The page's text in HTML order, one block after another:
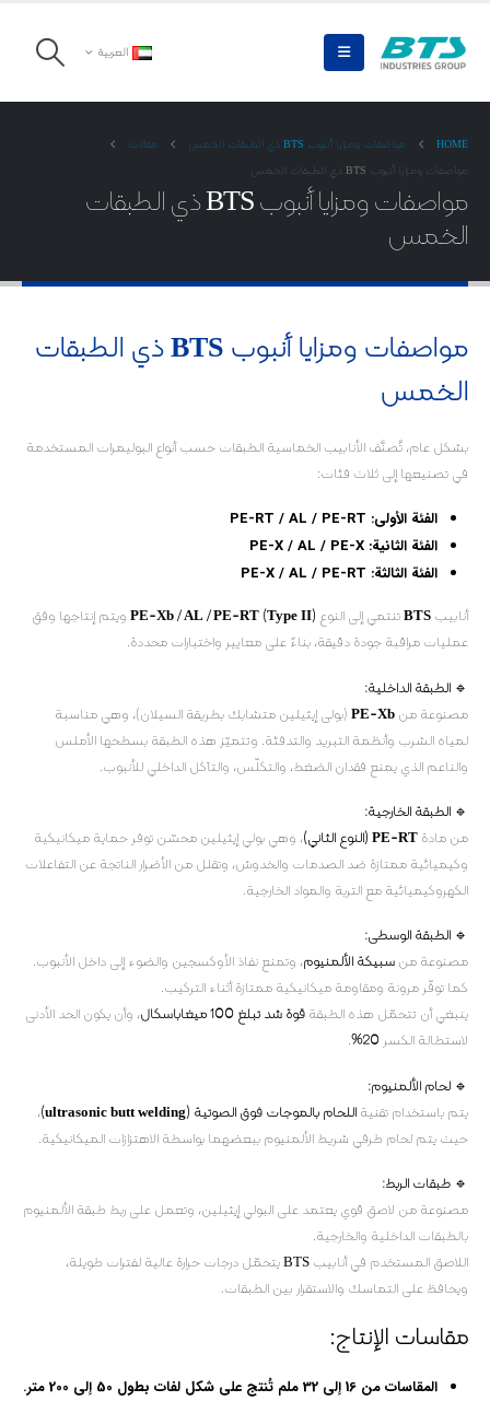
العربية
HOME مواصفات ومزايا أنبوب BTS ذي الطبقات الخمس
مقالات
مواصفات ومزايا أنبوب BTS ذي الطبقات الخمس
مواصفات ومزايا أنبوب BTS ذي الطبقات
الخمس
مواصفات ومزايا أنبوب BTS ذي الطبقات
الخمس
بشكل عام، تُصنَّف الأنابيب الخماسية الطبقات حسب أنواع البوليمرات المستخدمة
في تصنيعها إلى ثلاث فئات:
الفئة الأولى:
الفئة الثانية:
الفئة الثالثة:
أنابيبBTSتنتمي إلى النوع PE-Xb / AL / PE-RT (Type II)ويتم إنتاجها وفق
عمليات مراقبة جودة دقيقة، بناءً على معايير واختبارات محددة.
🔹 الطبقة الداخلية:
مصنوعة منPE-Xb(بولی إيثيلين متشابك بطريقة السيلان)، وهي مناسبة
لمياه الشرب وأنظمة التبريد والتدفئة. وتتميّز هذه الطبقة بسطحها الأملس
والناعم الذي يمنع فقدان الضغط، والتكلّس، والتآكل الداخلي للأنبوب.
🔹 الطبقة الخارجية:
من مادةPE-RT (النوع الثاني)
، وهي بولي إيثيلين محسّن توفر حماية ميكانيكية
وكيميائية ممتازة ضد الصدمات والخدوش، وتقلل من الأضرار الناتجة عن التفاعلات
الكهروكيميائية مع التربة والمواد الخارجية.
🔹 الطبقة الوسطى:
مصنوعة منسبيكة الألمنيوم، وتمنع نفاذ الأوكسجين والضوء إلى داخل الأنبوب.
كما توفّر مرونة ومقاومة ميكانيكية ممتازة أثناء التركيب.
ينبغي أن تتحمّل هذه الطبقةقوة شد تبلغ 100 ميغاباسكال
، وأن يكون الحد الأدنى
لاستطالة الكسر20%
.
🔹 لحام الألمنيوم:
يتم باستخدام تقنيةاللحام بالموجات فوق الصوتية (ultrasonic butt welding)
،
حيث يتم لحام طرفي شريط الألمنيوم ببعضهما بواسطة الاهتزازات الميكانيكية.
🔹 طبقات الربط:
مصنوعة من لاصق قوي يعتمد على البولي إيثيلين، وتعمل على ربط طبقة الألمنيوم
بالطبقات الداخلية والخارجية.
اللاصق المستخدم في أنابيب BTS يتحمّل درجات حرارة عالية لفترات طويلة،
ويحافظ على التماسك والاستقرار بين الطبقات.
مقاسات الإنتاج:
المقاسات من 16 إلى 32 ملم تُنتج على شكل لفات بطول 50 إلى 200 متر
.